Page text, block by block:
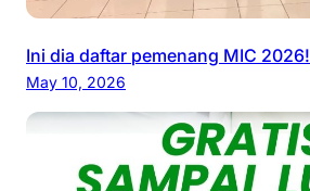
Ini dia daftar pemenang MIC 2026!
May 10, 2026